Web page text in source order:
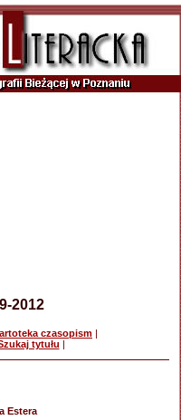
2012
czasopism |
tytułu |
Estera